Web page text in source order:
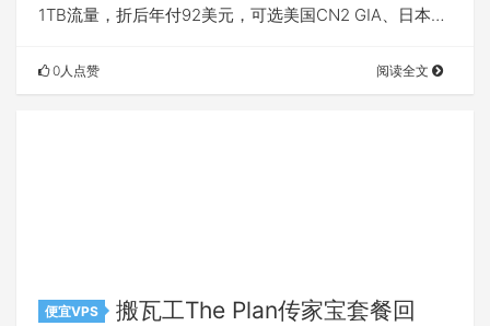
1TB流量，折后年付92美元，可选美国CN2 GIA、日本…
0人点赞 阅读全文
便宜VPS
搬瓦工The Plan传家宝套餐回